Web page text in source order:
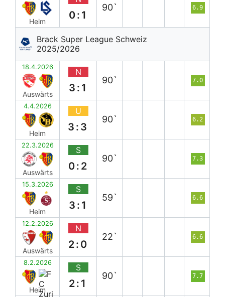
Heim
0:1
90` 6.9
Brack Super League Schweiz
2025/2026
18.4.2026
Auswärts
N
3:1
90` 7.0
4.4.2026
Heim
U
3:3
90` 6.2
22.3.2026
Auswärts
S
0:2
90` 7.3
15.3.2026
Heim
S
3:1
59` 6.6
12.2.2026
Auswärts
N
2:0
22` 6.6
8.2.2026
Heim
S
2:1
90` 7.7